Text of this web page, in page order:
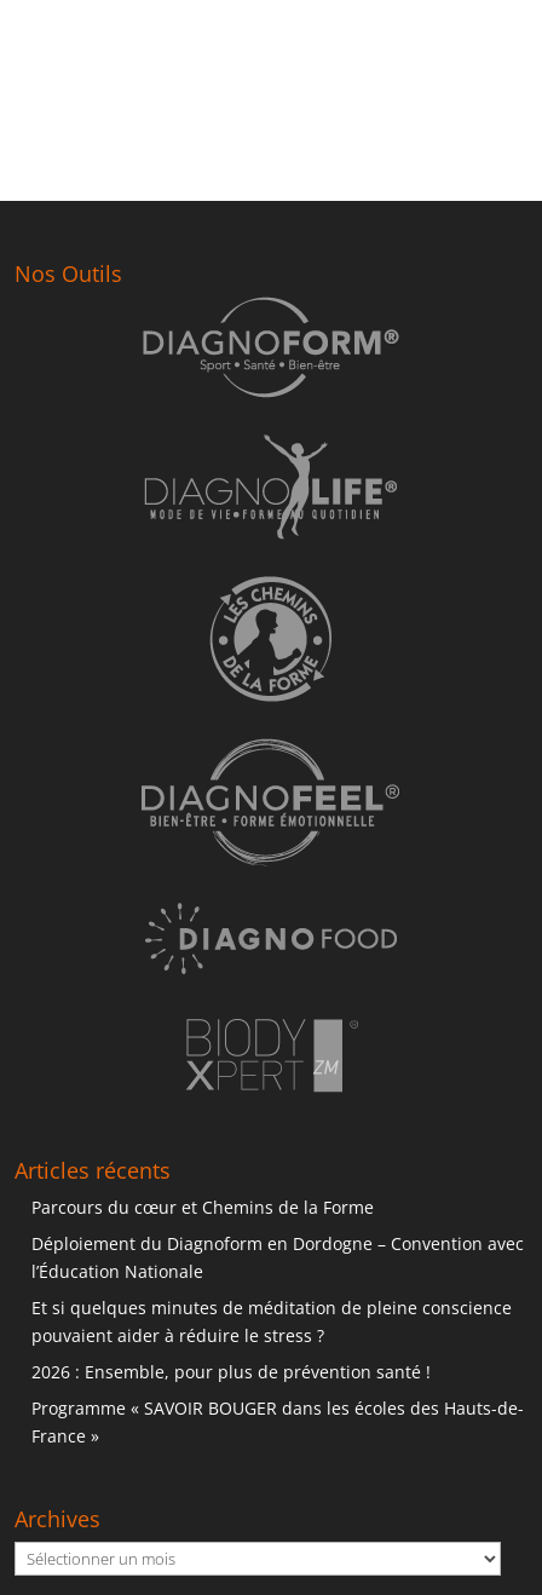
Nos Outils
Articles récents
Parcours du cœur et Chemins de la Forme
Déploiement du Diagnoform en Dordogne – Convention avec
l’Éducation Nationale
Et si quelques minutes de méditation de pleine conscience
pouvaient aider à réduire le stress ?
2026 : Ensemble, pour plus de prévention santé !
Programme « SAVOIR BOUGER dans les écoles des Hauts-de-
France »
Archives
Archives